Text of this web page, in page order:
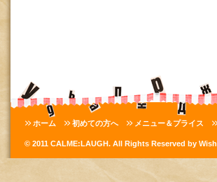
ホーム 初めての方へ メニュー＆プライス
© 2011 CALME:LAUGH. All Rights Reserved by Wish